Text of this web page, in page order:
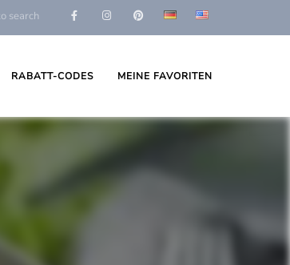
RABATT-CODES MEINE FAVORITEN